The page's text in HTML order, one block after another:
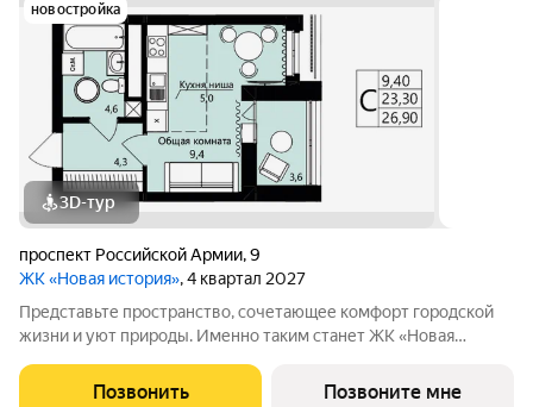
новостройка
3D-тур
проспект Российской Армии,9
ЖК «Новая история», 4 квартал 2027
Представьте пространство, сочетающее комфорт городской
жизни и уют природы. Именно таким станет ЖК «Новая
крупнейших проектов в Саранске от надежного застройщика
Позвонить Позвоните мне